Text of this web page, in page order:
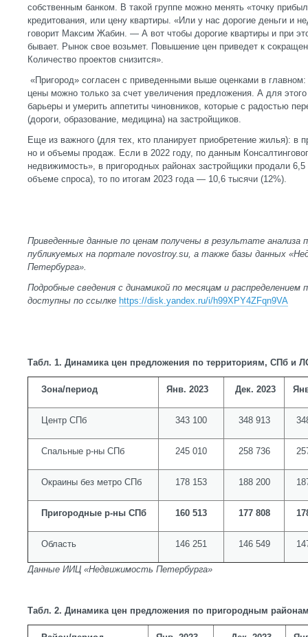
собственным банком. В такой группе можно менять «точку
кредитования, или цену квартиры. «Или у нас дорогие деньги и
говорит Максим Жабин. — А вот чтобы дорогие квартиры и при
бывает. Рынок свое возьмет. Повышение цен приведет к
Количество проектов снизится».
«Пригород» согласен с приведенными выше оценками в
цены можно только за счет увеличения предложения. А для
барьеры и умерить аппетиты чиновников, которые с радостью
(дороги, образование, медицина) на застройщиков.
Еще из важного (для тех, кто планирует приобретение жилья): в
но и объемы продаж. Если в 2022 году, по данным
недвижимость», в пригородных районах застройщики продали
объеме спроса), то по итогам 2023 года — 10,6 тысячи (12%).
Приведенные данные по ценам получены в результате анализа
публикуемых на портале novostroy.su, а также базы данных
Петербурга».
Подробные сведения с динамикой по месяцам и
доступны по ссылке https://disk.yandex.ru/i/h99XPY4ZFqn9VA
Табл. 1. Динамика цен предложения по территориям, СПб и
Зона/период Янв. 2023 Дек. 2023
Центр СПб 343 100 348 913
Спальные р-ны СПб 245 010 258 736
Окраины без метро СПб 178 153 188 200
Пригородные р-ны СПб 160 513 177 808
Область 146 251 146 549
Данные ИИЦ «Недвижимость Петербурга»
Табл. 2. Динамика цен предложения по пригородным